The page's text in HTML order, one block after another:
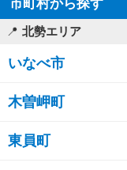
市町村から探す
北勢エリア
いなべ市
木曽岬町
東員町